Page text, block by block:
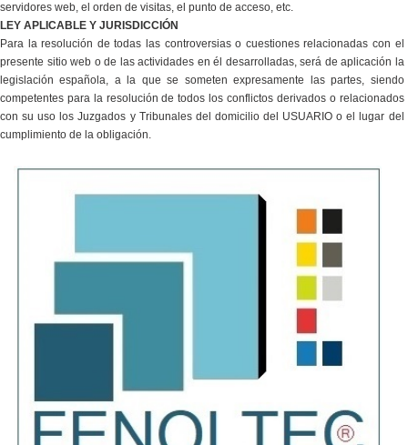
servidores web, el orden de visitas, el punto de acceso, etc.
LEY APLICABLE Y JURISDICCIÓN
Para la resolución de todas las controversias o cuestiones relacionadas con el
presente sitio web o de las actividades en él desarrolladas, será de aplicación la
legislación española, a la que se someten expresamente las partes, siendo
competentes para la resolución de todos los conflictos derivados o relacionados
con su uso los Juzgados y Tribunales del domicilio del USUARIO o el lugar del
cumplimiento de la obligación.